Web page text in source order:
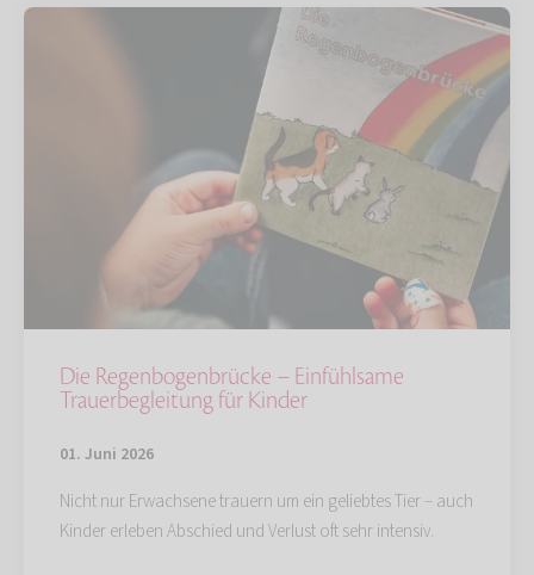
Die Regenbogenbrücke – Einfühlsame
Trauerbegleitung für Kinder
01. Juni 2026
Nicht nur Erwachsene trauern um ein geliebtes Tier – auch
Kinder erleben Abschied und Verlust oft sehr intensiv.